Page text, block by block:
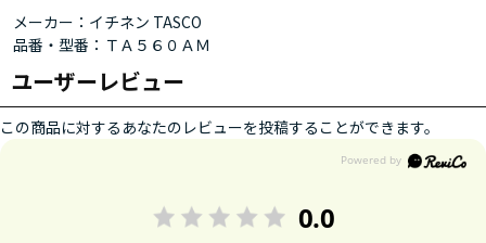
メーカー：イチネン TASCO
品番・型番：ＴＡ５６０ＡＭ
ユーザーレビュー
この商品に対するあなたのレビューを投稿することができます。
0.0